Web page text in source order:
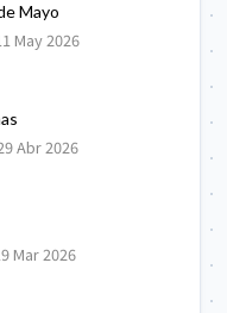
Mayo
May 2026
Abr 2026
Mar 2026